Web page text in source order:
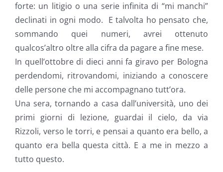
forte: un litigio o una serie infinita di “mi manchi”
declinati in ogni modo. E talvolta ho pensato che,
sommando quei numeri, avrei ottenuto
qualcos’altro oltre alla cifra da pagare a fine mese.
In quell’ottobre di dieci anni fa giravo per Bologna
perdendomi, ritrovandomi, iniziando a conoscere
delle persone che mi accompagnano tutt’ora.
Una sera, tornando a casa dall’università, uno dei
primi giorni di lezione, guardai il cielo, da via
Rizzoli, verso le torri, e pensai a quanto era bello, a
quanto era bella questa città. E a me in mezzo a
tutto questo.